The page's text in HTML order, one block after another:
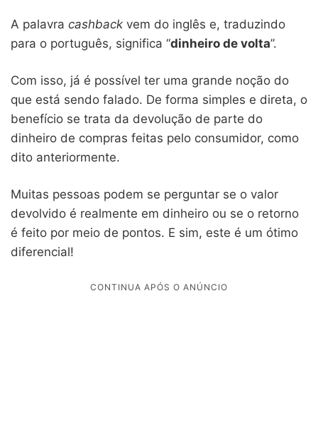
A palavra cashback vem do inglês e, traduzindo
para o português, significa “dinheiro de volta”.
Com isso, já é possível ter uma grande noção do
que está sendo falado. De forma simples e direta, o
benefício se trata da devolução de parte do
dinheiro de compras feitas pelo consumidor, como
dito anteriormente.
Muitas pessoas podem se perguntar se o valor
devolvido é realmente em dinheiro ou se o retorno
é feito por meio de pontos. E sim, este é um ótimo
diferencial!